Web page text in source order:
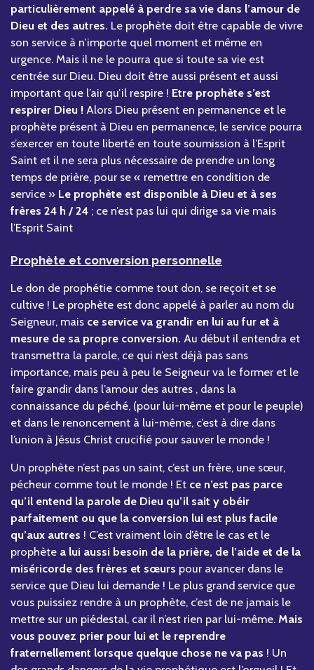
particulièrement appelé à perdre sa vie dans l’amour de
Dieu et des autres. Le prophète doit être capable de vivre
son service à n’importe quel moment et même en
urgence. Mais il ne le pourra que si toute sa vie est
centrée sur Dieu. Dieu doit être aussi présent et aussi
important que l’air qu’il respire ! Etre prophète s’est
respirer Dieu ! Alors Dieu présent en permanence et le
prophète présent à Dieu en permanence, le service pourra
s’exercer en toute liberté en toute soumission à l’Esprit
Saint et il ne sera plus nécessaire de prendre un long
temps de prière, pour se « remettre en condition de
service » Le prophète est disponible à Dieu et à ses
frères 24 h / 24 ; ce n’est pas lui qui dirige sa vie mais
l’Esprit Saint
Prophète et conversion personnelle
Le don de prophétie comme tout don, se reçoit et se
cultive ! Le prophète est donc appelé à parler au nom du
Seigneur, mais ce service va grandir en lui au fur et à
mesure de sa propre conversion. Au début il entendra et
transmettra la parole, ce qui n’est déjà pas sans
importance, mais peu à peu le Seigneur va le former et le
faire grandir dans l’amour des autres , dans la
connaissance du péché, (pour lui-même et pour le peuple)
et dans le renoncement à lui-même, c’est à dire dans
l’union à Jésus Christ crucifié pour sauver le monde !
Un prophète n’est pas un saint, c’est un frère, une sœur,
pécheur comme tout le monde ! Et ce n’est pas parce
qu’il entend la parole de Dieu qu’il sait y obéir
parfaitement ou que la conversion lui est plus facile
qu’aux autres ! C’est vraiment loin d’être le cas et le
prophète a lui aussi besoin de la prière, de l’aide et de la
miséricorde des frères et sœurs pour avancer dans le
service que Dieu lui demande ! Le plus grand service que
vous puissiez rendre à un prophète, c’est de ne jamais le
mettre sur un piédestal, car il n’est rien par lui-même. Mais
vous pouvez prier pour lui et le reprendre
fraternellement lorsque quelque chose ne va pas ! Un